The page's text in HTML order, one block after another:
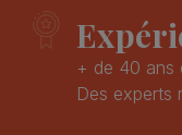
+ de 40 ans
Des experts